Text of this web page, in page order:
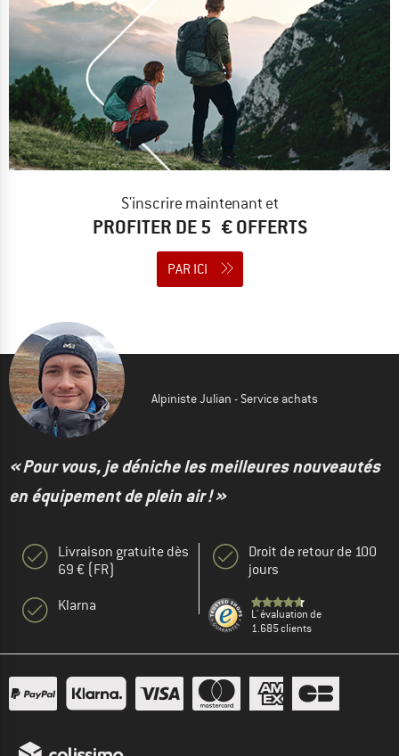
S'inscrire maintenant et
PROFITER DE 5 € OFFERTS
PAR ICI
Alpiniste Julian - Service achats
« Pour vous, je déniche les meilleures nouveautés
en équipement de plein air ! »
Livraison gratuite dès
69 € (FR)
Klarna
Droit de retour de 100
jours
L' évaluation de
1.685 clients